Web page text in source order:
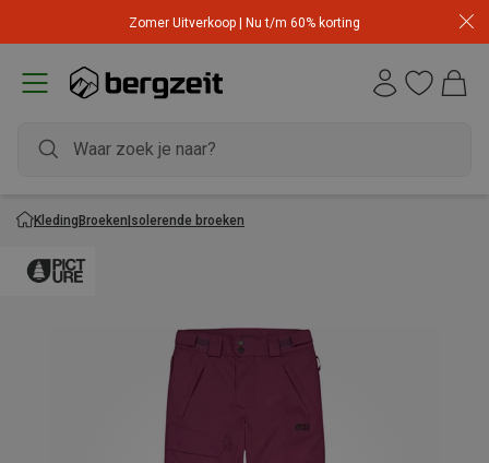
Zomer Uitverkoop | Nu t/m 60% korting
KledingBroekenIsolerende broeken